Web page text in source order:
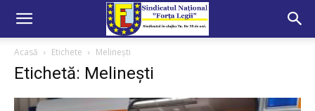
Acasă Etichete Melinești
Etichetă: Melinești